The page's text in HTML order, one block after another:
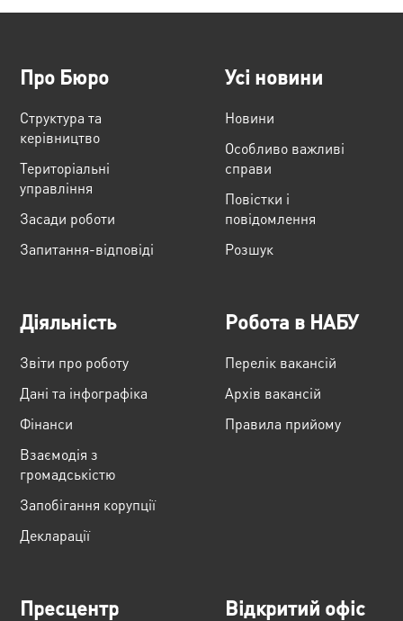
Про Бюро
Структура та
керівництво
Територіальні
управління
Засади роботи
Запитання-відповіді
Усі новини
Новини
Особливо важливі
справи
Повістки і
повідомлення
Розшук
Діяльність
Звіти про роботу
Дані та інфографіка
Фінанси
Взаємодія з
громадськістю
Запобігання корупції
Декларації
Робота в НАБУ
Перелік вакансій
Архів вакансій
Правила прийому
Пресцентр Відкритий офіс